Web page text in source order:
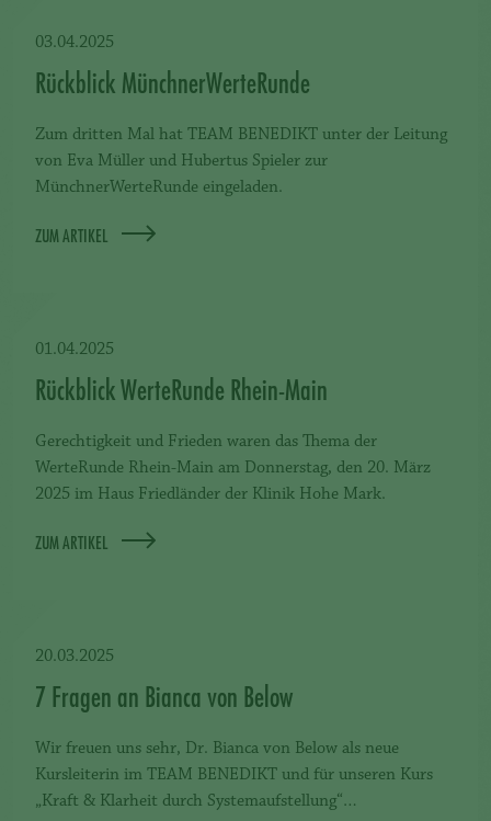
Rückblick MünchnerWerteRunde
Zum dritten Mal hat TEAM BENEDIKT unter der Leitung
von Eva Müller und Hubertus Spieler zur
MünchnerWerteRunde eingeladen.
ZUM ARTIKEL
03.04.2025
Rückblick WerteRunde Rhein-Main
Gerechtigkeit und Frieden waren das Thema der
WerteRunde Rhein-Main am Donnerstag, den 20. März
2025 im Haus Friedländer der Klinik Hohe Mark.
ZUM ARTIKEL
01.04.2025
7 Fragen an Bianca von Below
Wir freuen uns sehr, Dr. Bianca von Below als neue
Kursleiterin im TEAM BENEDIKT und für unseren Kurs
„Kraft & Klarheit durch Systemaufstellung“…
20.03.2025